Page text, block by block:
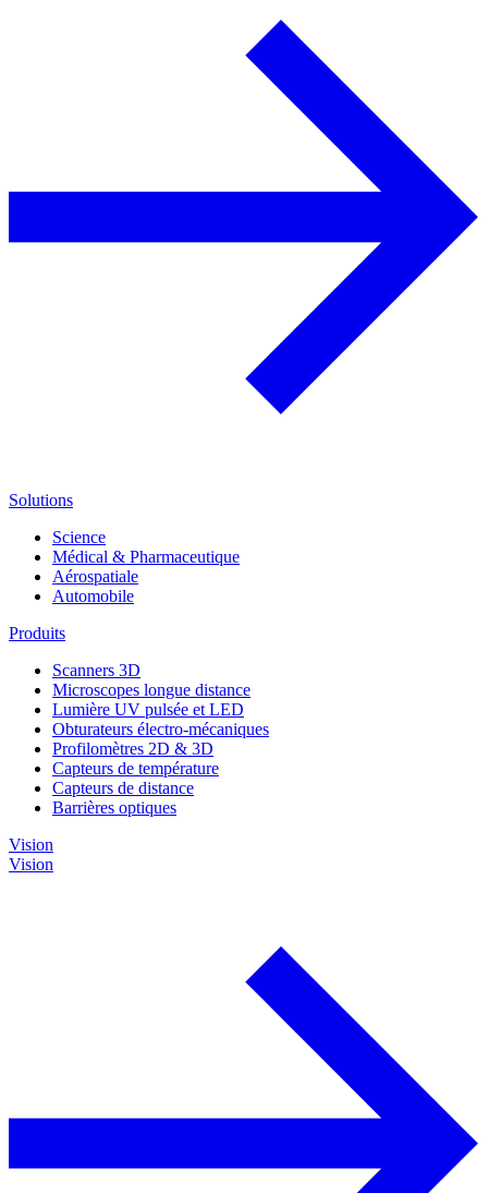
Solutions
Science
Médical & Pharmaceutique
Aérospatiale
Automobile
Produits
Scanners 3D
Microscopes longue distance
Lumière UV pulsée et LED
Obturateurs électro-mécaniques
Profilomètres 2D & 3D
Capteurs de température
Capteurs de distance
Barrières optiques
Vision
Vision